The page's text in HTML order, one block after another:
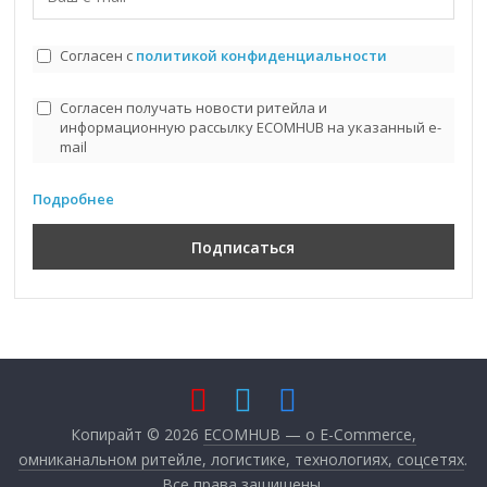
Согласен с политикой конфиденциальности
Согласен получать новости ритейла и
информационную рассылку ECOMHUB на указанный e-
mail
Подробнее
Копирайт © 2026 ECOMHUB — о E-Commerce,
омниканальном ритейле, логистике, технологиях, соцсетях.